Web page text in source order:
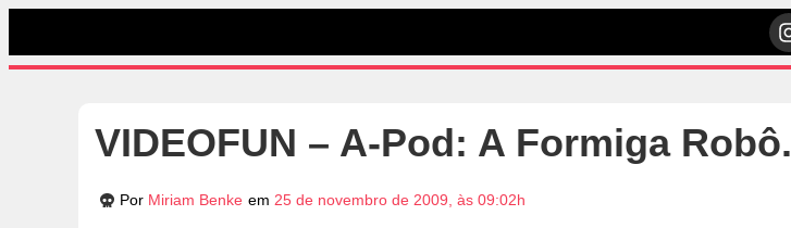
VIDEOFUN – A-Pod: A Formiga Robô.
Por Miriam Benke em 25 de novembro de 2009, às 09:02h